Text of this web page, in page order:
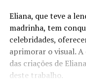
Eliana, que teve a
madrinha, tem
celebridades,
aprimorar o visual. A
das criações de
deste trabalho.